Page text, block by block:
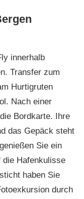
innerhalb
Transfer zum
Hurtigruten
Nach einer
Bordkarte. Ihre
das Gepäck steht
Sie ein
die Hafenkulisse
haben Sie
durch